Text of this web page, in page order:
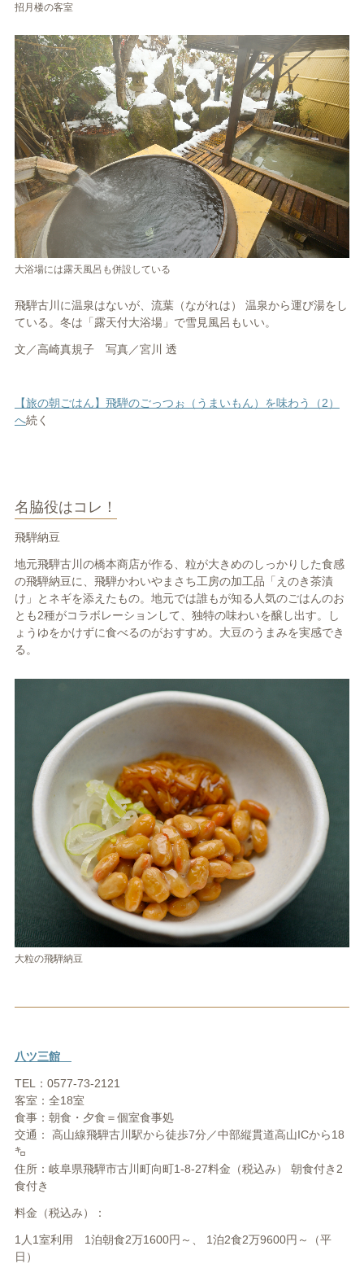
招月楼の客室
大浴場には露天風呂も併設している
飛騨古川に温泉はないが、流葉（ながれは） 温泉から運び湯をし
ている。冬は「露天付大浴場」で雪見風呂もいい。
文／高崎真規子 写真／宮川 透
【旅の朝ごはん】飛騨のごっつぉ（うまいもん）を味わう（2）
へ続く
名脇役はコレ！
飛騨納豆
地元飛騨古川の橋本商店が作る、粒が大きめのしっかりした食感
の飛騨納豆に、飛騨かわいやまさち工房の加工品「えのき茶漬
け」とネギを添えたもの。地元では誰もが知る人気のごはんのお
とも2種がコラボレーションして、独特の味わいを醸し出す。し
ょうゆをかけずに食べるのがおすすめ。大豆のうまみを実感でき
る。
大粒の飛騨納豆
八ツ三館
TEL：0577-73-2121
客室：全18室
食事：朝食・夕食＝個室食事処
交通： 高山線飛騨古川駅から徒歩7分／中部縦貫道高山ICから18
㌔
住所：岐阜県飛騨市古川町向町1-8-27料金（税込み） 朝食付き2
食付き
料金（税込み）：
1人1室利用 1泊朝食2万1600円～、 1泊2食2万9600円～（平
日）